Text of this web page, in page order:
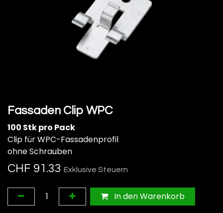
Fassaden Clip WPC
100 Stk pro Pack
Clip für WPC-Fassadenprofil
ohne Schrauben
CHF 91.33 Exklusive Steuern
In den Warenkorb